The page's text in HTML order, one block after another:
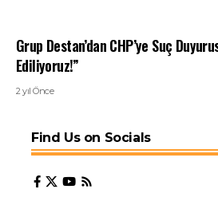
Grup Destan’dan CHP’ye Suç
Ediliyoruz!”
2 yıl Önce
Find Us on Socials